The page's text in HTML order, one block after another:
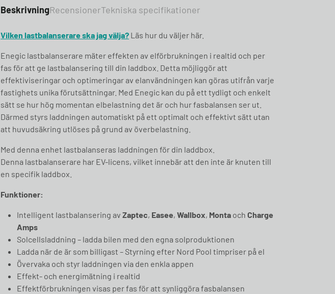
BeskrivningRecensionerTekniska specifikationer
Vilken lastbalanserare ska jag välja? Läs hur du väljer här.
Enegic lastbalanserare mäter effekten av elförbrukningen i realtid och per
fas för att ge lastbalansering till din laddbox. Detta möjliggör att
effektiviseringar och optimeringar av elanvändningen kan göras utifrån varje
fastighets unika förutsättningar. Med Enegic kan du på ett tydligt och enkelt
sätt se hur hög momentan elbelastning det är och hur fasbalansen ser ut.
Därmed styrs laddningen automatiskt på ett optimalt och effektivt sätt utan
att huvudsäkring utlöses på grund av överbelastning.
Med denna enhet lastbalanseras laddningen för din laddbox.
Denna lastbalanserare har EV-licens, vilket innebär att den inte är knuten till
en specifik laddbox.
Funktioner:
Intelligent lastbalansering av Zaptec, Easee, Wallbox, Monta och Charge
Amps
Solcellsladdning – ladda bilen med den egna solproduktionen
Ladda när de är som billigast – Styrning efter Nord Pool timpriser på el
Övervaka och styr laddningen via den enkla appen
Effekt- och energimätning i realtid
Effektförbrukningen visas per fas för att synliggöra fasbalansen